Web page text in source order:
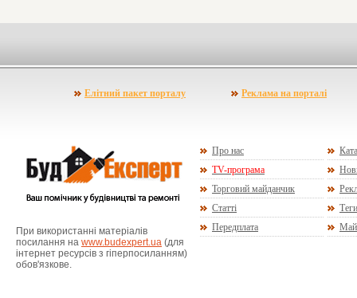
Елітний пакет порталу Реклама на порталі
При використанні матеріалів
посилання на www.budexpert.ua (для
інтернет ресурсів з гіперпосиланням)
обов'язкове.
Про нас
TV-програма
Торговий майданчик
Статті
Теги
Передплата